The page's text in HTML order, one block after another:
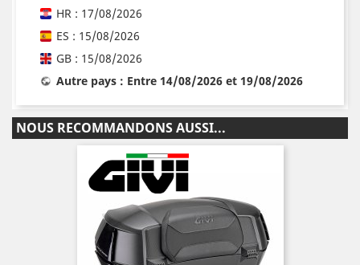
HR : 17/08/2026
ES : 15/08/2026
GB : 15/08/2026
Autre pays : Entre 14/08/2026 et 19/08/2026
NOUS RECOMMANDONS AUSSI...